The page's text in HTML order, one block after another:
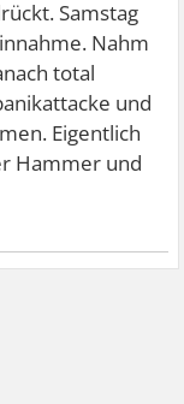
Samstag
Nahm
total
und
Eigentlich
Hammer und